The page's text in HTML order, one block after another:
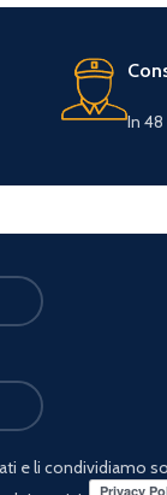
In
e li condividiamo